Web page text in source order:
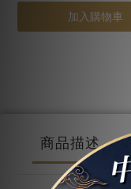
加入購物車
商品描述